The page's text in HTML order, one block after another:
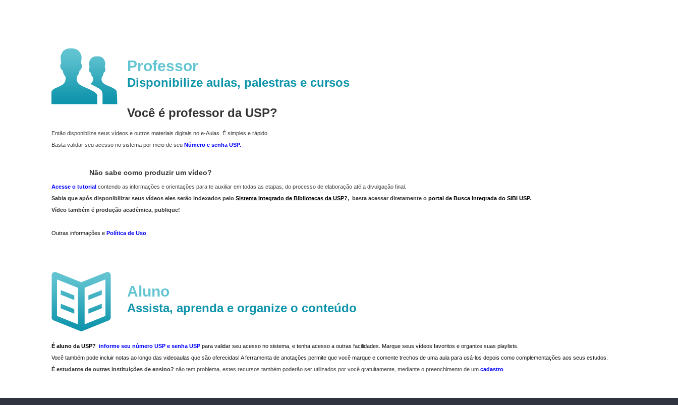
Professor
Disponibilize aulas, palestras e cursos
Você é professor da USP?
Então disponibilize seus vídeos e outros materiais digitais no e-Aulas. É simples e rápido.
Basta validar seu acesso no sistema por meio de seu Número e senha USP.
Não sabe como produzir um vídeo?
Acesse o tutorial contendo as informações e orientações para te auxiliar em todas as etapas, do processo de elaboração até a divulgação final.
Sabia que após disponibilizar seus vídeos eles serão indexados pelo Sistema Integrado de Bibliotecas da USP?, basta acessar diretamente o portal de Busca Integrada do SIBI USP.
Vídeo também é produção acadêmica, publique!
Outras informações e Política de Uso
Aluno
Assista, aprenda e organize o conteúdo
É aluno da USP? informe seu número USP e senha USP para validar seu acesso no sistema, e tenha acesso a outras facilidades. Marque seus vídeos favoritos e organize suas playlists.
Você também pode incluir notas ao longo das videoaulas que são oferecidas! A ferramenta de anotações permite que você marque e comente trechos de uma aula para usá-los depois como complementações aos seus estudos.
É estudante de outras instituições de ensino? não tem problema, estes recursos também poderão ser utilizados por você gratuitamente, mediante o preenchimento de um cadastro